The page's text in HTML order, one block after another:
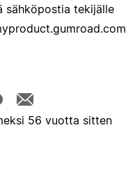
sähköpostia tekijälle
56 vuotta sitten